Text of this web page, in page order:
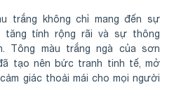
trắng không chỉ mang đến sự
tăng tính rộng rãi và sự thông
Tông màu trắng ngà của sơn
tạo nên bức tranh tinh tế, mở
giác thoải mái cho mọi người